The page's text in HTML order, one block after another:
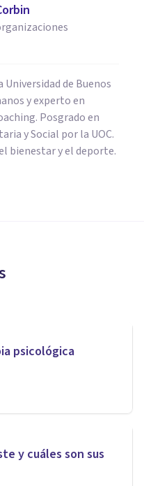
de Buenos
y experto en
Posgrado en
y Social por la UOC.
bienestar y el deporte.
tratamiento
psicológica
y cuáles son sus
causas,